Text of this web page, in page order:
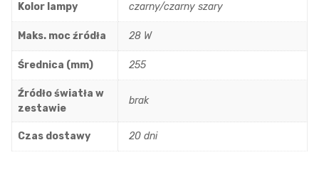
Kolor lampy czarny/czarny szary
Maks. moc źródła 28 W
Średnica (mm) 255
Źródło światła w
zestawie
brak
Czas dostawy 20 dni